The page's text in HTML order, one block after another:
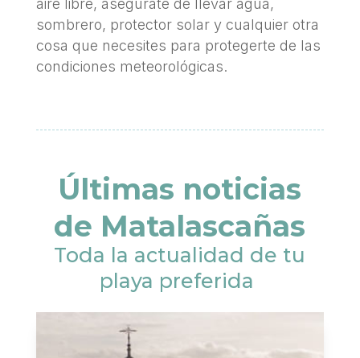
aire libre, asegúrate de llevar agua,
sombrero, protector solar y cualquier otra
cosa que necesites para protegerte de las
condiciones meteorológicas.
Últimas noticias
de Matalascañas
Toda la actualidad de tu
playa preferida